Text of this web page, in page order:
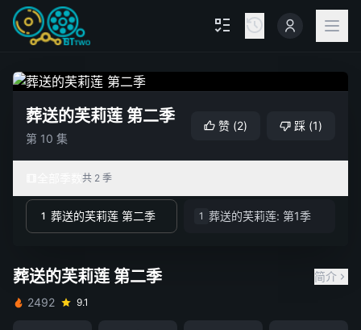
葬送的芙莉莲 第二季
第 10 集
赞 (2) 踩 (1)
共 2 季
1 葬送的芙莉莲 第二季 1 葬送的芙莉莲: 第1季
葬送的芙莉莲 第二季
简介
2492
9.1